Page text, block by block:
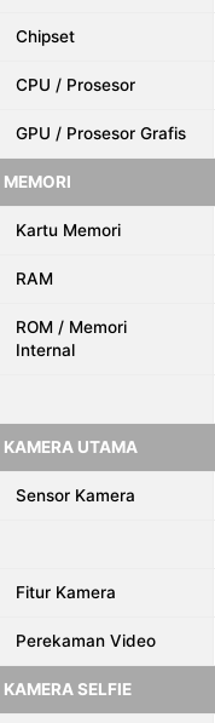
Chipset
CPU / Prosesor
GPU / Prosesor Grafis
MEMORI
Kartu Memori
RAM
ROM / Memori
Internal
KAMERA UTAMA
Sensor Kamera
Fitur Kamera
Perekaman Video
KAMERA SELFIE